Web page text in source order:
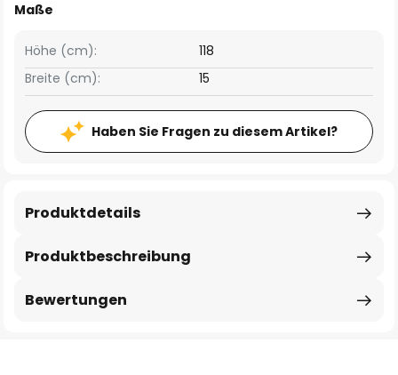
Maße
Breite (cm): 15
Höhe (cm): 118
Haben Sie Fragen zu diesem Artikel?
Produktbeschreibung
Produktdetails
Bewertungen